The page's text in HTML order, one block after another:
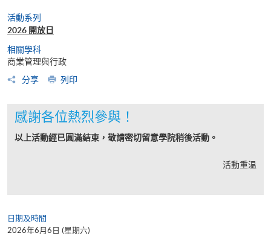
活動系列
2026 開放日
相關學科
商業管理與行政
分享
列印
感謝各位熱烈參與！
以上活動經已圓滿結束，敬請密切留意學院稍後活動。
活動重温
日期及時間
2026年6月6日 (星期六)